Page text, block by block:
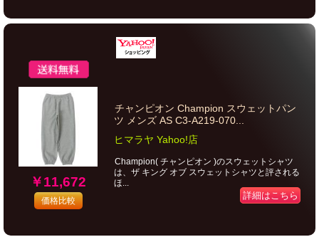
￥11,672
価格比較
チャンピオン Champion スウェットパン
ツ メンズ AS C3-A219-070...
ヒマラヤ Yahoo!店
Champion( チャンピオン )のスウェットシャツ
は、ザ キング オブ スウェットシャツと評される
ほ...
詳細はこちら